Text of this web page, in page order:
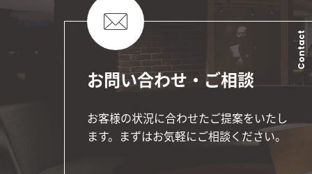
お問い合わせ・ご相談
お客様の状況に合わせたご提案をいたし
ます。まずはお気軽にご相談ください。
Contact